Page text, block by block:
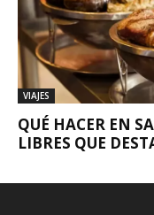
VIAJES
QUÉ HACER EN
LIBRES QUE